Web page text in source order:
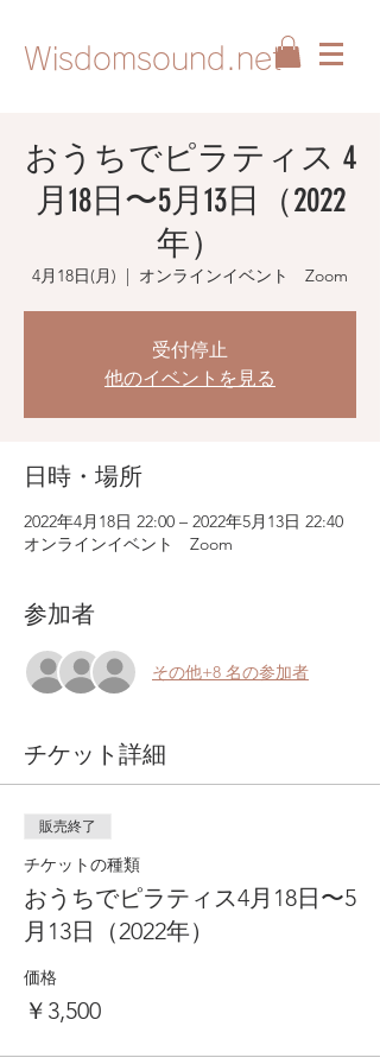
Wisdomsound.net
おうちでピラティス 4
月18日〜5月13日（2022
年）
4月18日(月) オンラインイベント Zoom
受付停止
他のイベントを見る
日時・場所
2022年4月18日 22:00 – 2022年5月13日 22:40
オンラインイベント Zoom
参加者
その他+8 名の参加者
チケット詳細
販売終了
チケットの種類
おうちでピラティス4月18日〜5
月13日（2022年）
価格
￥3,500